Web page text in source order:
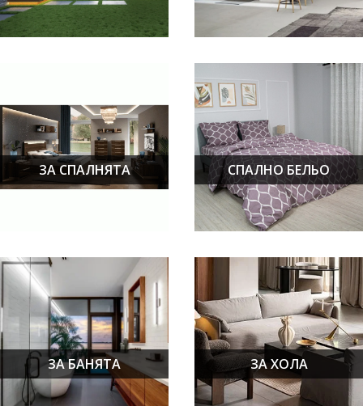
ЗА СПАЛНЯТА СПАЛНО БЕЛЬО
ЗА БАНЯТА ЗА ХОЛА